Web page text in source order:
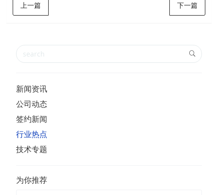
上一篇 下一篇
新闻资讯
公司动态
签约新闻
行业热点
技术专题
为你推荐